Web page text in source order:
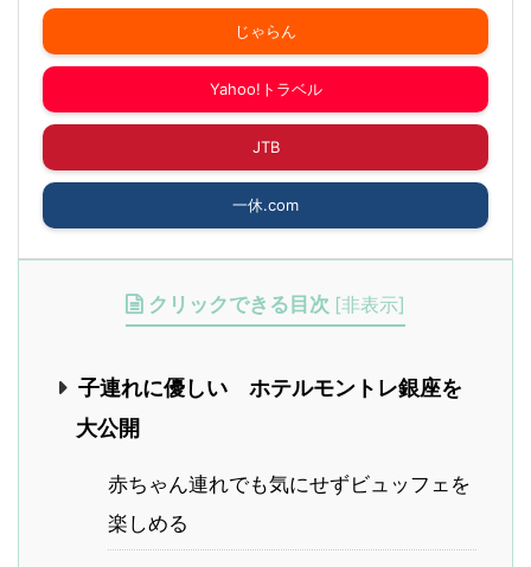
じゃらん
Yahoo!トラベル
JTB
一休.com
クリックできる目次 [非表示]
子連れに優しい ホテルモントレ銀座を
大公開
赤ちゃん連れでも気にせずビュッフェを
楽しめる